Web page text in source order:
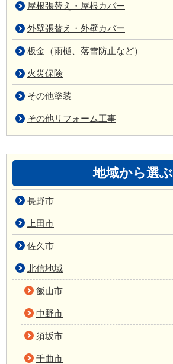
屋根張替え・屋根カバー
外壁張替え・外壁カバー
板金（雨樋、落雪防止など）
火災保険
その他塗装
その他リフォーム工事
地域から選ぶ
長野市
上田市
佐久市
北信地域
飯山市
中野市
須坂市
千曲市